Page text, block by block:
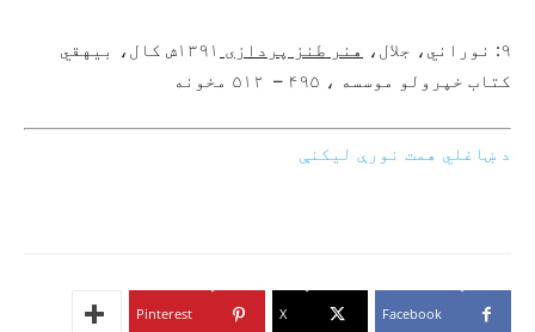
۹: نوراني، جلال، هنر طنز پردازی
۱۳۹۱ش کال، بيهقي
کتاب خپرولو موسسه ، ۴۹۵ – ۵۱۲ مخونه
د ښاغلي همت نورې لیکنې
Facebook
X
Pinterest